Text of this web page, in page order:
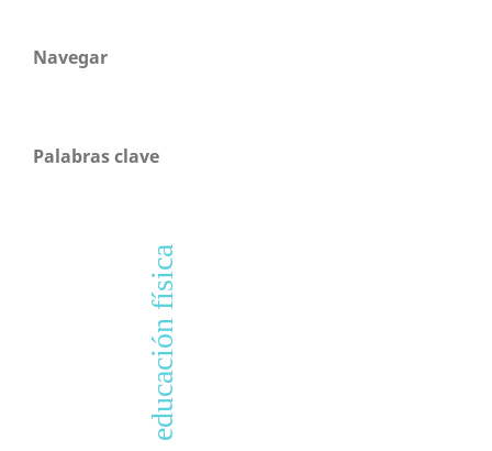
Navegar
Palabras clave
educación física